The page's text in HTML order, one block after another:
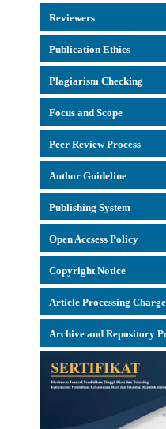
Reviewers
Publication Ethics
Plagiarism Checking
Focus and Scope
Peer Review Process
Author Guideline
Publishing System
Open Accsess Policy
Copyright Notice
Article Processing
Archive and Repository